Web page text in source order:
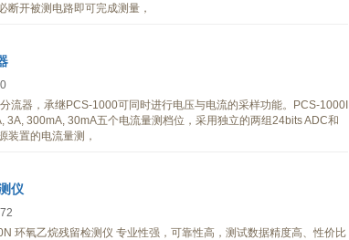
断开被测电路即可完成测量，
流器，承继PCS-1000可同时进行电压与电流的采样功能。PCS-1000I
300mA, 30mA五个电流量测档位，采用独立的两组24bits ADC和
装置的电流量测，
仪
环氧乙烷残留检测仪 专业性强，可靠性高，测试数据精度高、性价比